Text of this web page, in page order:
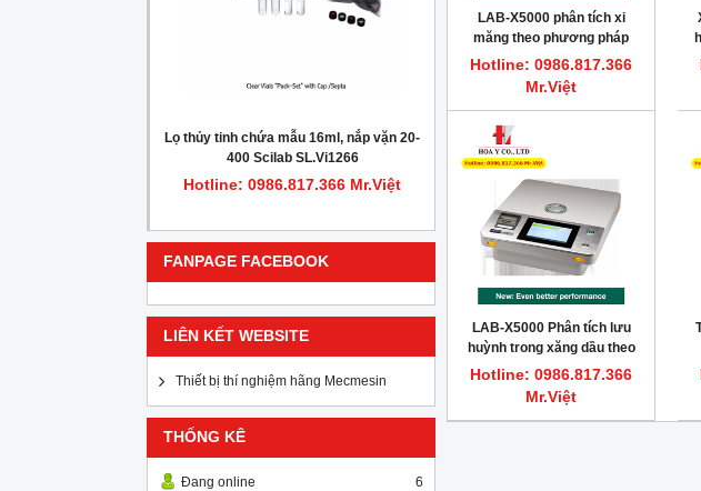
Lọ thủy tinh chứa mẫu 16ml, nắp vặn 20-
400 Scilab SL.Vi1266
Hotline: 0986.817.366 Mr.Việt
Máy cất nước một lần 7.5L/giờ CWS-8
DAIHAN DH.WatS8002
Hotline: 0986.817.366 Mr.Việt
FANPAGE FACEBOOK
LIÊN KẾT WEBSITE
Thiết bị thí nghiệm hãng Mecmesin
THỐNG KÊ
Đang online
6
LAB-X5000 phân tích xi
măng theo phương pháp
huỳnh quang tia X
Hotline: 0986.817.366
Mr.Việt
LAB-X5000 Phân tích lưu
huỳnh trong xăng dầu theo
tiêu chuẩn ASTM D4294, ISO
8754, ISO 20847, IP 336
Hotline: 0986.817.366
Mr.Việt